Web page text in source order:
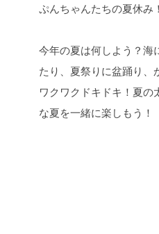
ぷんちゃんたちの夏休み！
今年の夏は何しよう？海
たり、夏祭りに盆踊り、
ワクワクドキドキ！夏の
な夏を一緒に楽しもう！